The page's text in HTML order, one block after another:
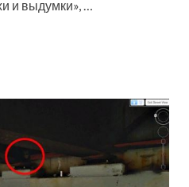
и выдумки», …